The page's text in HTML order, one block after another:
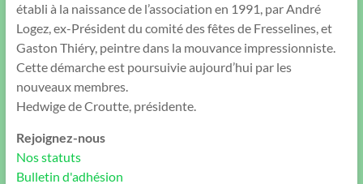
établi à la naissance de l’association en 1991, par André
Logez, ex-Président du comité des fêtes de Fresselines, et
Gaston Thiéry, peintre dans la mouvance impressionniste.
Cette démarche est poursuivie aujourd’hui par les
nouveaux membres.
Hedwige de Croutte, présidente.
Rejoignez-nous
Nos statuts
Bulletin d'adhésion